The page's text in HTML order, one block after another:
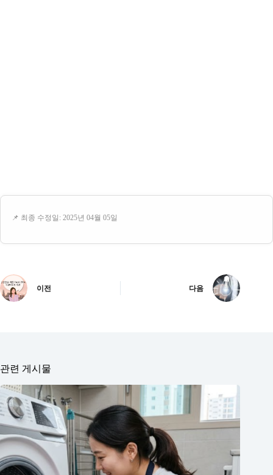
📌 최종 수정일: 2025년 04월 05일
이전 다음
관련 게시물